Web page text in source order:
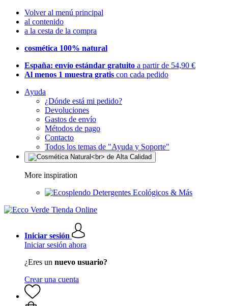
Volver al menú principal
al contenido
a la cesta de la compra
cosmética 100% natural
España: envío estándar gratuito a partir de 54,90 €
Al menos 1 muestra gratis con cada pedido
Ayuda
¿Dónde está mi pedido?
Devoluciones
Gastos de envío
Métodos de pago
Contacto
Todos los temas de "Ayuda y Soporte"
More inspiration
Detergentes Ecológicos & Más
Iniciar sesión
Iniciar sesión ahora
¿Eres un nuevo usuario?
Crear una cuenta